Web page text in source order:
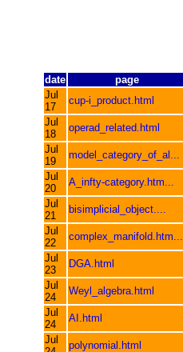
date
page
Jul
17
cup-i_product.html
Jul
18
operad_related.html
Jul
19
model_category_of_al...
Jul
20
A_infty-category.htm...
Jul
21
bisimplicial_object....
Jul
22
complex_manifold.htm...
Jul
23
DGA.html
Jul
24
Weyl_algebra.html
Jul
24
AI.html
Jul
polynomial.html